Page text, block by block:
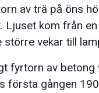
av trä på öns
Ljuset kom från
vekar till
fyrtorn av
första gången